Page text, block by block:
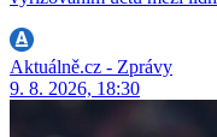
Aktuálně.cz - Zprávy
9. 8. 2026, 18:30